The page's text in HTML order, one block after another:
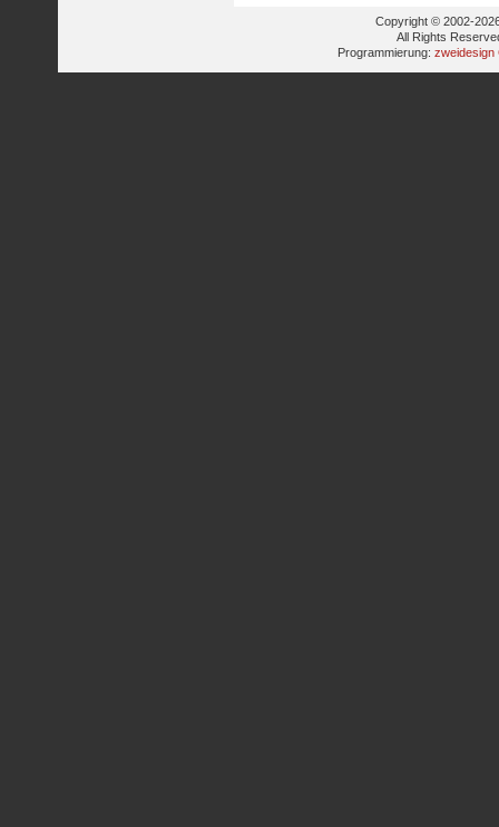
Copyright © 2002-
All Rights
Programmierung: zweidesign